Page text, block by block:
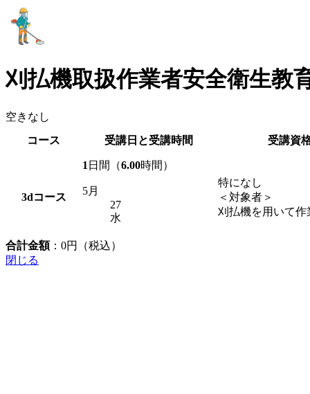
刈払機取扱作業者安全衛生教
空きなし
コース
受講日と受講時間 受講資
3dコース
1 日間（6.00時間）
5月
27
水
特になし
＜対象者＞
刈払機を用いて作
合計金額： 0円（税込）
閉じる